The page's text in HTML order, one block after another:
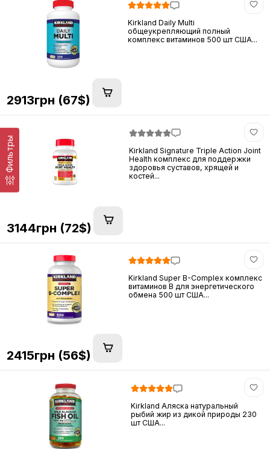
Фильтры
Kirkland Daily Multi
общеукрепляющий полный
комплекс витаминов 500 шт США...
2913грн (67$)
Kirkland Signature Triple Action Joint
Health комплекс для поддержки
здоровья суставов, хрящей и
костей...
3144грн (72$)
Kirkland Super B-Complex комплекс
витаминов B для энергетического
обмена 500 шт США...
2415грн (56$)
Kirkland Аляска натуральный
рыбий жир из дикой природы 230
шт США...